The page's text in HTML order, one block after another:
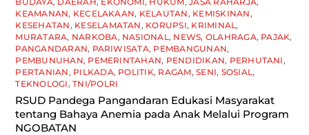
KEAMANAN, KECELAKAAN, KELAUTAN , KEMISKINAN ,
KESEHATAN , KESELAMATAN , KORUPSI, KRIMINAL ,
MURATARA, NARKOBA, NASIONAL , NEWS, OLAHRAGA, PAJAK,
PANGANDARAN, PARIWISATA, PEMBANGUNAN,
PEMBUNUHAN, PEMERINTAHAN, PENDIDIKAN, PERHUTANI ,
PERTANIAN , PILKADA, POLITIK, RAGAM,SENI, SOSIAL ,
TEKNOLOGI ,TNI/POLRI
RSUD Pandega Pangandaran Edukasi Masyarakat
tentang Bahaya Anemia pada Anak Melalui Program
NGOBATAN